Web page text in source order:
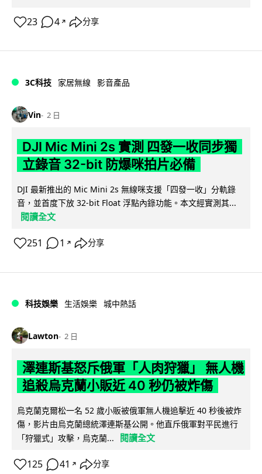
23 4 ↗ 分享
3C科技 家居無線 影音產品
Vin 2 日
DJI Mic Mini 2s 實測 四發一收同步獨
立錄音 32-bit 防爆咪拍片必備
DJI 最新推出的 Mic Mini 2s 無線咪支援「四發一收」分軌錄
音，並首度下放 32-bit Float 浮點內錄功能。本文經實測其...
閱讀全文
251 1 ↗ 分享
科技娛樂 生活娛樂 城中熱話
Lawton 2 日
澤連斯基怒斥俄軍「人肉狩獵」 無人機
追殺烏克蘭小販近 40 秒仍被炸傷
烏克蘭克爾松一名 52 歲小販被俄軍無人機追擊近 40 秒後被炸
傷，影片由烏克蘭總統澤連斯基公開。他直斥俄軍對平民進行
「狩獵式」攻擊，烏克蘭...
閱讀全文
125 41 ↗ 分享